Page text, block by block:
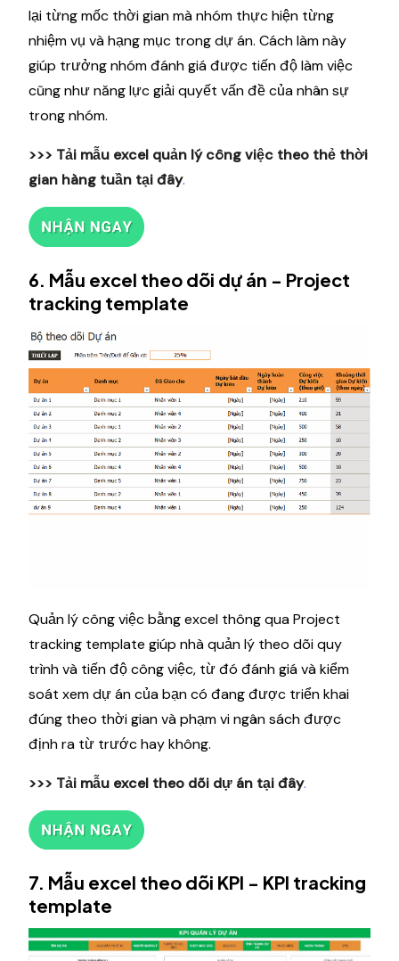
lại từng mốc thời gian mà nhóm thực hiện từng
nhiệm vụ và hạng mục trong dự án. Cách làm này
giúp trưởng nhóm đánh giá được tiến độ làm việc
cũng như năng lực giải quyết vấn đề của nhân sự
trong nhóm.
>>> Tải mẫu excel quản lý công việc theo thẻ thời
gian hàng tuần tại đây.
6. Mẫu excel theo dõi dự án - Project
tracking template
Quản lý công việc bằng excel thông qua Project
tracking template giúp nhà quản lý theo dõi quy
trình và tiến độ công việc, từ đó đánh giá và kiểm
soát xem dự án của bạn có đang được triển khai
đúng theo thời gian và phạm vi ngân sách được
định ra từ trước hay không.
>>> Tải mẫu excel theo dõi dự án tại đây.
7. Mẫu excel theo dõi KPI - KPI tracking
template